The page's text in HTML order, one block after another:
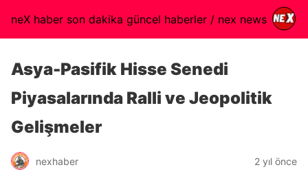
neX haber son dakika güncel haberler / nex news
Asya-Pasifik Hisse Senedi
Piyasalarında Ralli ve Jeopolitik
Gelişmeler
nexhaber 2 yıl önce